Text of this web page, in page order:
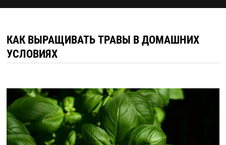
КАК ВЫРАЩИВАТЬ ТРАВЫ В ДОМАШНИХ
УСЛОВИЯХ